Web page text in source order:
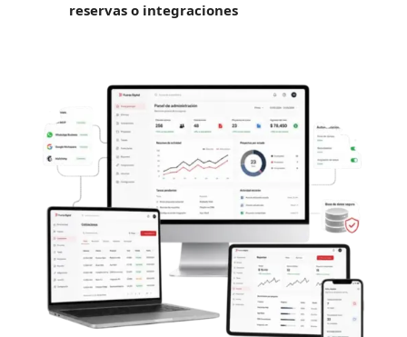
reservas o integraciones